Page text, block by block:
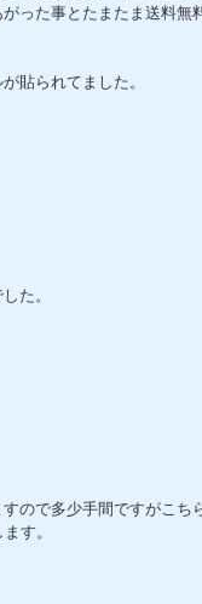
った事とたまたま送料
貼られてました。
た。
ので多少手間ですがこち
す。